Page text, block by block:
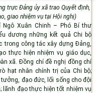
trực Đảng ủy xã trao Quyết định,
giao nhiệm vụ tại Hội nghị)
Xuân Chinh – Phó Bí thư
dương những kết quả Chi bộ
trong công tác xây dựng Đảng,
thực hiện nhiệm vụ giáo dục,
xã. Đồng chí đề nghị đồng chí
hạt nhân chính trị của Chi bộ;
đạo đức, lối sống cho đội
lãnh đạo thực hiện tốt nhiệm vụ